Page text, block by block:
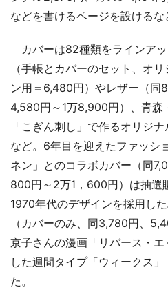
などを書けるページを設けるな
カバーは82種類をラインアッ
（手帳とカバーのセット、オ
ン用＝6,480円）やレザー（同
4,580円～1万8,900円）、青森
「こぎん刺し」で作るオリジ
など。6年目を迎えたファッシ
ネン」とのコラボカバー（同
800円～2万1，600円）は抽選
1970年代のデザインを採用し
（カバーのみ、同3,780円、
京子さんの漫画「リバース・
した週間タイプ「ウィークス
た。